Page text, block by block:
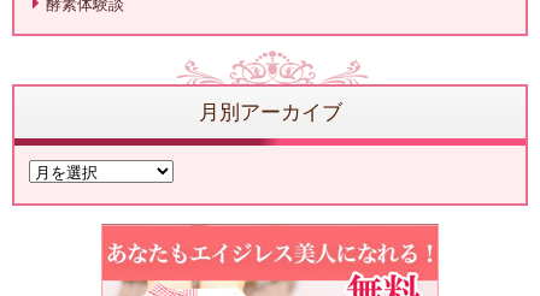
酵素体験談
月別アーカイブ
月
別
ア